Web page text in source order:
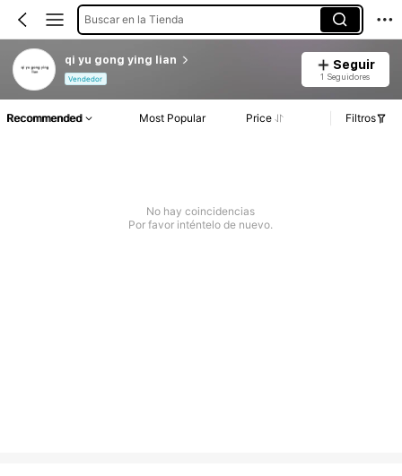
Buscar en la Tienda
qi yu gong ying lian
Vendedor
Seguir
1 Seguidores
Recommended Most Popular Price Filtros
No hay coincidencias
Por favor inténtelo de nuevo.